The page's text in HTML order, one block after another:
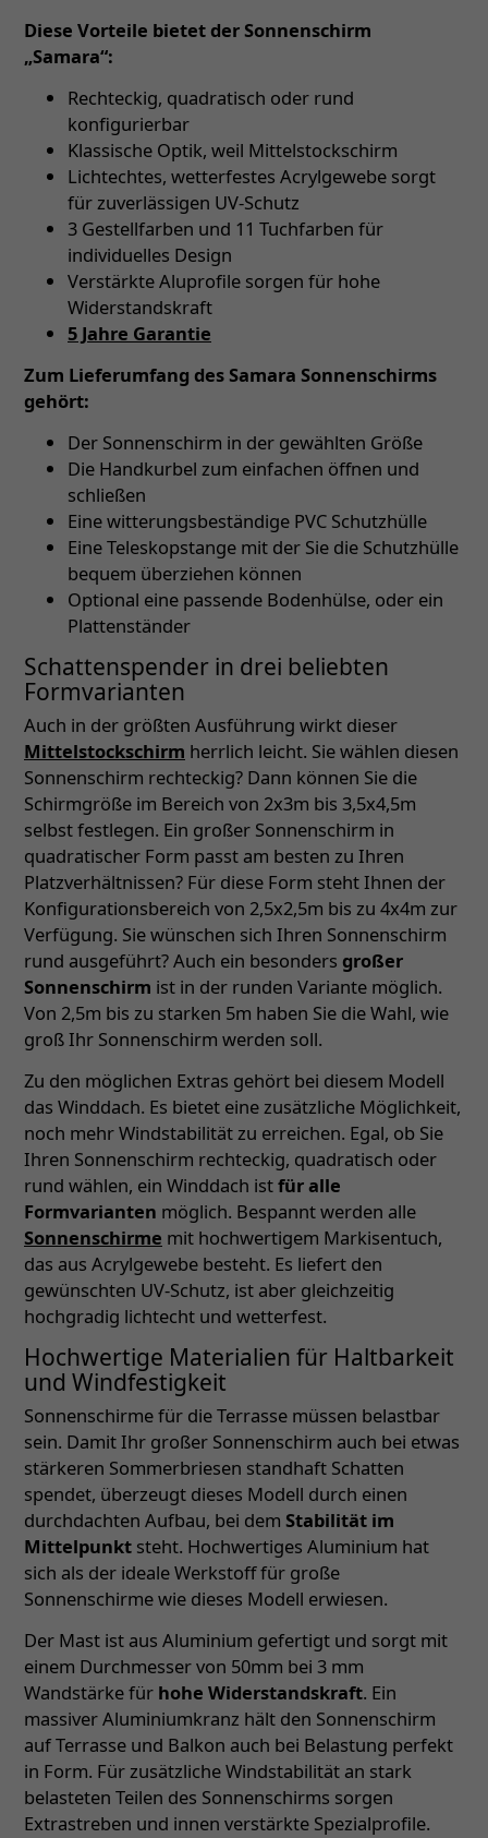
Diese Vorteile bietet der Sonnenschirm
„Samara“:
Rechteckig, quadratisch oder rund
konfigurierbar
Klassische Optik, weil Mittelstockschirm
Lichtechtes, wetterfestes Acrylgewebe sorgt
für zuverlässigen UV-Schutz
3 Gestellfarben und 11 Tuchfarben für
individuelles Design
Verstärkte Aluprofile sorgen für hohe
Widerstandskraft
5 Jahre Garantie
Zum Lieferumfang des Samara Sonnenschirms
gehört:
Der Sonnenschirm in der gewählten Größe
Die Handkurbel zum einfachen öffnen und
schließen
Eine witterungsbeständige PVC Schutzhülle
Eine Teleskopstange mit der Sie die Schutzhülle
bequem überziehen können
Optional eine passende Bodenhülse, oder ein
Plattenständer
Schattenspender in drei beliebten
Formvarianten
Auch in der größten Ausführung wirkt dieser
Mittelstockschirm herrlich leicht. Sie wählen diesen
Sonnenschirm rechteckig? Dann können Sie die
Schirmgröße im Bereich von 2x3m bis 3,5x4,5m
selbst festlegen. Ein großer Sonnenschirm in
quadratischer Form passt am besten zu Ihren
Platzverhältnissen? Für diese Form steht Ihnen der
Konfigurationsbereich von 2,5x2,5m bis zu 4x4m zur
Verfügung. Sie wünschen sich Ihren Sonnenschirm
rund ausgeführt? Auch ein besonders großer
Sonnenschirm ist in der runden Variante möglich.
Von 2,5m bis zu starken 5m haben Sie die Wahl, wie
groß Ihr Sonnenschirm werden soll.
Zu den möglichen Extras gehört bei diesem Modell
das Winddach. Es bietet eine zusätzliche Möglichkeit,
noch mehr Windstabilität zu erreichen. Egal, ob Sie
Ihren Sonnenschirm rechteckig, quadratisch oder
rund wählen, ein Winddach istfür alle
Formvarianten möglich. Bespannt werden alle
Sonnenschirme mit hochwertigem Markisentuch,
das aus Acrylgewebe besteht. Es liefert den
gewünschten UV-Schutz, ist aber gleichzeitig
hochgradig lichtecht und wetterfest.
Hochwertige Materialien für Haltbarkeit
und Windfestigkeit
Sonnenschirme für die Terrasse müssen belastbar
sein. Damit Ihr großer Sonnenschirm auch bei etwas
stärkeren Sommerbriesen standhaft Schatten
spendet, überzeugt dieses Modell durch einen
durchdachten Aufbau, bei dem Stabilität im
Mittelpunkt steht. Hochwertiges Aluminium hat
sich als der ideale Werkstoff für große
Sonnenschirme wie dieses Modell erwiesen.
Der Mast ist aus Aluminium gefertigt und sorgt mit
einem Durchmesser von 50mm bei 3 mm
Wandstärke für hohe Widerstandskraft. Ein
massiver Aluminiumkranz hält den Sonnenschirm
auf Terrasse und Balkon auch bei Belastung perfekt
in Form. Für zusätzliche Windstabilität an stark
belasteten Teilen des Sonnenschirms sorgen
Extrastreben und innen verstärkte Spezialprofile.